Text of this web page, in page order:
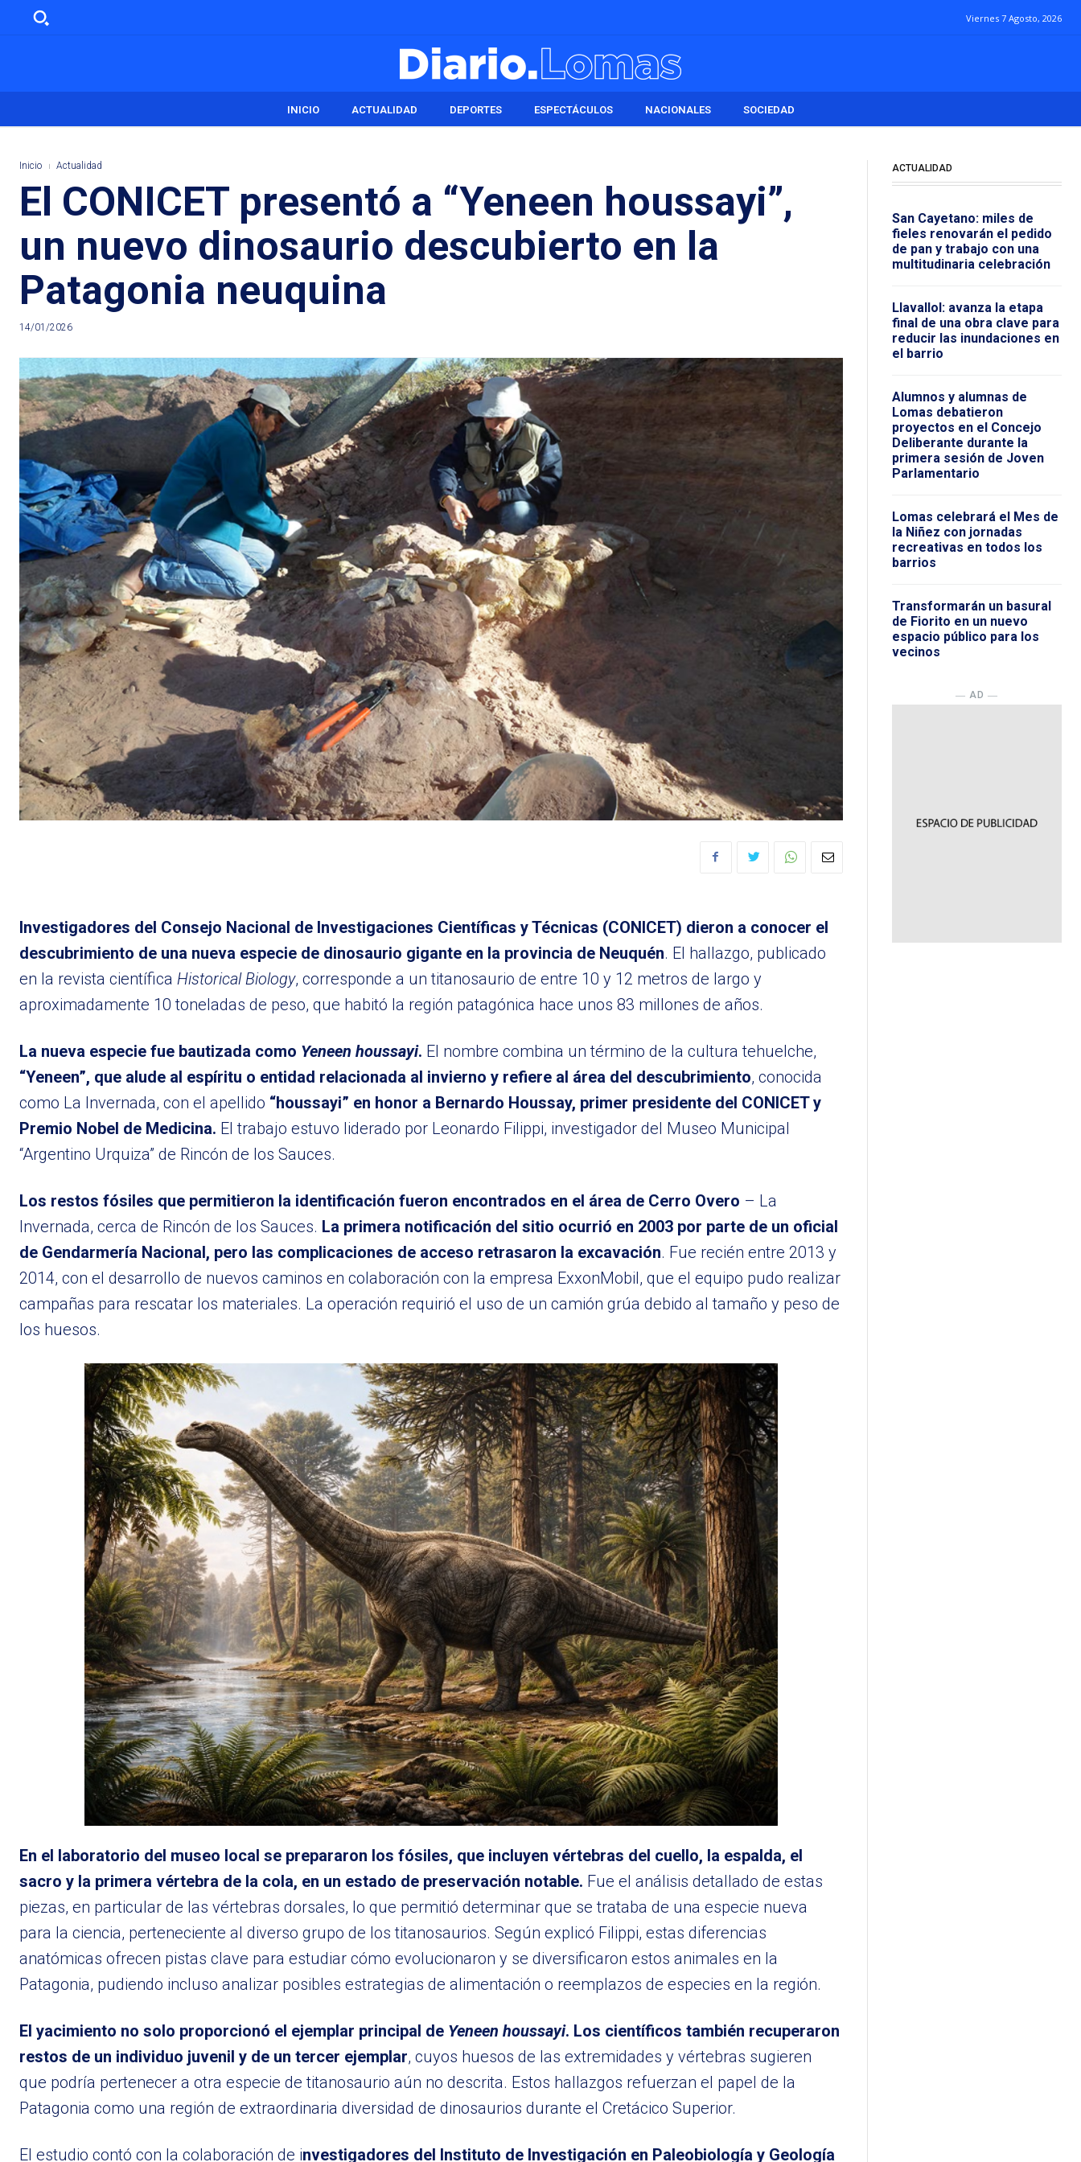
Viernes 7 Agosto, 2026
INICIO ACTUALIDAD DEPORTES ESPECTÁCULOS NACIONALES SOCIEDAD
Inicio Actualidad
El CONICET presentó a “Yeneen houssayi”,
un nuevo dinosaurio descubierto en la
Patagonia neuquina
14/01/2026
Investigadores del Consejo Nacional de Investigaciones Científicas y Técnicas (CONICET) dieron a conocer el
descubrimiento de una nueva especie de dinosaurio gigante en la provincia de Neuquén. El hallazgo, publicado
en la revista científica Historical Biology, corresponde a un titanosaurio de entre 10 y 12 metros de largo y
aproximadamente 10 toneladas de peso, que habitó la región patagónica hace unos 83 millones de años.
La nueva especie fue bautizada como Yeneen houssayi. El nombre combina un término de la cultura tehuelche,
“Yeneen”, que alude al espíritu o entidad relacionada al invierno y refiere al área del descubrimiento, conocida
como La Invernada, con el apellido “houssayi” en honor a Bernardo Houssay, primer presidente del CONICET y
Premio Nobel de Medicina. El trabajo estuvo liderado por Leonardo Filippi, investigador del Museo Municipal
“Argentino Urquiza” de Rincón de los Sauces.
Los restos fósiles que permitieron la identificación fueron encontrados en el área de Cerro Overo – La
Invernada, cerca de Rincón de los Sauces. La primera notificación del sitio ocurrió en 2003 por parte de un oficial
de Gendarmería Nacional, pero las complicaciones de acceso retrasaron la excavación. Fue recién entre 2013 y
2014, con el desarrollo de nuevos caminos en colaboración con la empresa ExxonMobil, que el equipo pudo realizar
campañas para rescatar los materiales. La operación requirió el uso de un camión grúa debido al tamaño y peso de
los huesos.
En el laboratorio del museo local se prepararon los fósiles, que incluyen vértebras del cuello, la espalda, el
sacro y la primera vértebra de la cola, en un estado de preservación notable. Fue el análisis detallado de estas
piezas, en particular de las vértebras dorsales, lo que permitió determinar que se trataba de una especie nueva
para la ciencia, perteneciente al diverso grupo de los titanosaurios. Según explicó Filippi, estas diferencias
anatómicas ofrecen pistas clave para estudiar cómo evolucionaron y se diversificaron estos animales en la
Patagonia, pudiendo incluso analizar posibles estrategias de alimentación o reemplazos de especies en la región.
El yacimiento no solo proporcionó el ejemplar principal de Yeneen houssayi. Los científicos también recuperaron
restos de un individuo juvenil y de un tercer ejemplar, cuyos huesos de las extremidades y vértebras sugieren
que podría pertenecer a otra especie de titanosaurio aún no descrita. Estos hallazgos refuerzan el papel de la
Patagonia como una región de extraordinaria diversidad de dinosaurios durante el Cretácico Superior.
El estudio contó con la colaboración de investigadores del Instituto de Investigación en Paleobiología y Geología
ACTUALIDAD
San Cayetano: miles de
fieles renovarán el pedido
de pan y trabajo con una
multitudinaria celebración
Llavallol: avanza la etapa
final de una obra clave para
reducir las inundaciones en
el barrio
Alumnos y alumnas de
Lomas debatieron
proyectos en el Concejo
Deliberante durante la
primera sesión de Joven
Parlamentario
Lomas celebrará el Mes de
la Niñez con jornadas
recreativas en todos los
barrios
Transformarán un basural
de Fiorito en un nuevo
espacio público para los
vecinos
― AD ―